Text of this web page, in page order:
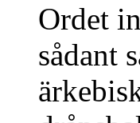
Ordet
sådant